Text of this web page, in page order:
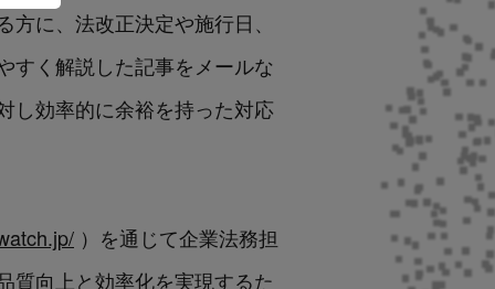
に、法改正決定や施行日、
すく解説した記事をメールな
し効率的に余裕を持った対応
）を通じて企業法務担
質向上と効率化を実現するた